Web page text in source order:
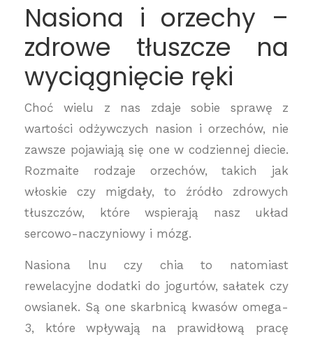
Nasiona i orzechy –
zdrowe tłuszcze na
wyciągnięcie ręki
Choć wielu z nas zdaje sobie sprawę z
wartości odżywczych nasion i orzechów, nie
zawsze pojawiają się one w codziennej diecie.
Rozmaite rodzaje orzechów, takich jak
włoskie czy migdały, to źródło zdrowych
tłuszczów, które wspierają nasz układ
sercowo-naczyniowy i mózg.
Nasiona lnu czy chia to natomiast
rewelacyjne dodatki do jogurtów, sałatek czy
owsianek. Są one skarbnicą kwasów omega-
3, które wpływają na prawidłową pracę